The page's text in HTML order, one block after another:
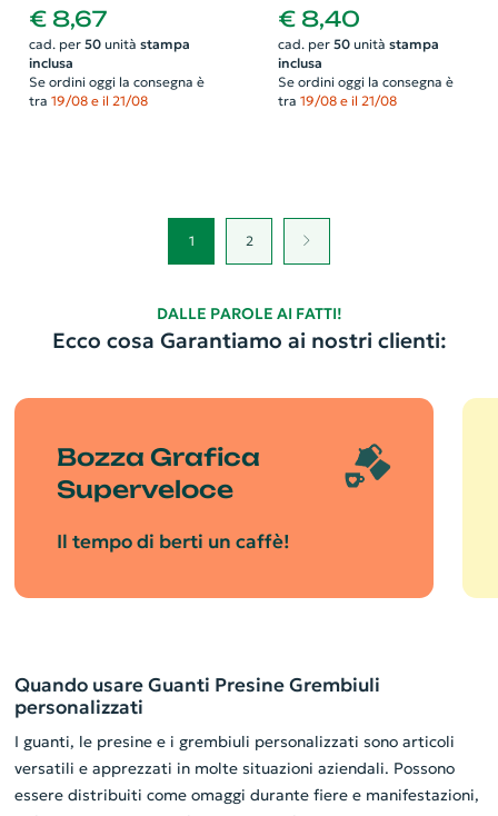
€ 8,67
cad. per 50unità stampa
inclusa
Se ordini oggi la consegna è
tra 19/08 e il 21/08
€ 8,40
cad. per 50unità stampa
inclusa
Se ordini oggi la consegna è
tra 19/08 e il 21/08
1 2
DALLE PAROLE AI FATTI!
Ecco cosa Garantiamo ai nostri clienti:
Bozza Grafica
Superveloce
Il tempo di berti un caffè!
Quando usare Guanti Presine Grembiuli
personalizzati
I guanti, le presine e i grembiuli personalizzati sono articoli
versatili e apprezzati in molte situazioni aziendali. Possono
essere distribuiti come omaggi durante fiere e manifestazioni,